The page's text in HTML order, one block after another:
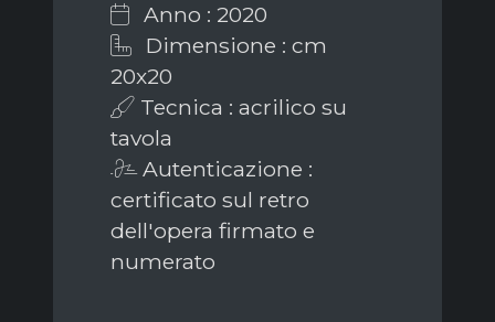
Anno : 2020
Dimensione : cm
20x20
Tecnica : acrilico su
tavola
Autenticazione :
certificato sul retro
dell'opera firmato e
numerato